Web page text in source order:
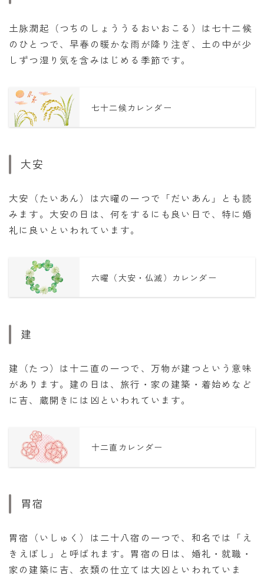
土脉潤起（つちのしょううるおいおこる）は七十二候
のひとつで、早春の暖かな雨が降り注ぎ、土の中が少
しずつ湿り気を含みはじめる季節です。
七十二候カレンダー
大安
大安（たいあん）は六曜の一つで「だいあん」とも読
みます。大安の日は、何をするにも良い日で、特に婚
礼に良いといわれています。
六曜（大安・仏滅）カレンダー
建
建（たつ）は十二直の一つで、万物が建つという意味
があります。建の日は、旅行・家の建築・着始めなど
に吉、蔵開きには凶といわれています。
十二直カレンダー
胃宿
胃宿（いしゅく）は二十八宿の一つで、和名では「え
きえぼし」と呼ばれます。胃宿の日は、婚礼・就職・
家の建築に吉、衣類の仕立ては大凶といわれていま